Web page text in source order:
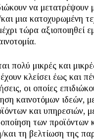
να μετατρέψουν
μια κατοχυρωμένη
τώρα αξιοποιηθεί
πολύ μικρές και
κλείσει έως και
οι οποίες
καινοτόμων ιδεών,
και υπηρεσιών,
των προϊόντων
τη βελτίωση της